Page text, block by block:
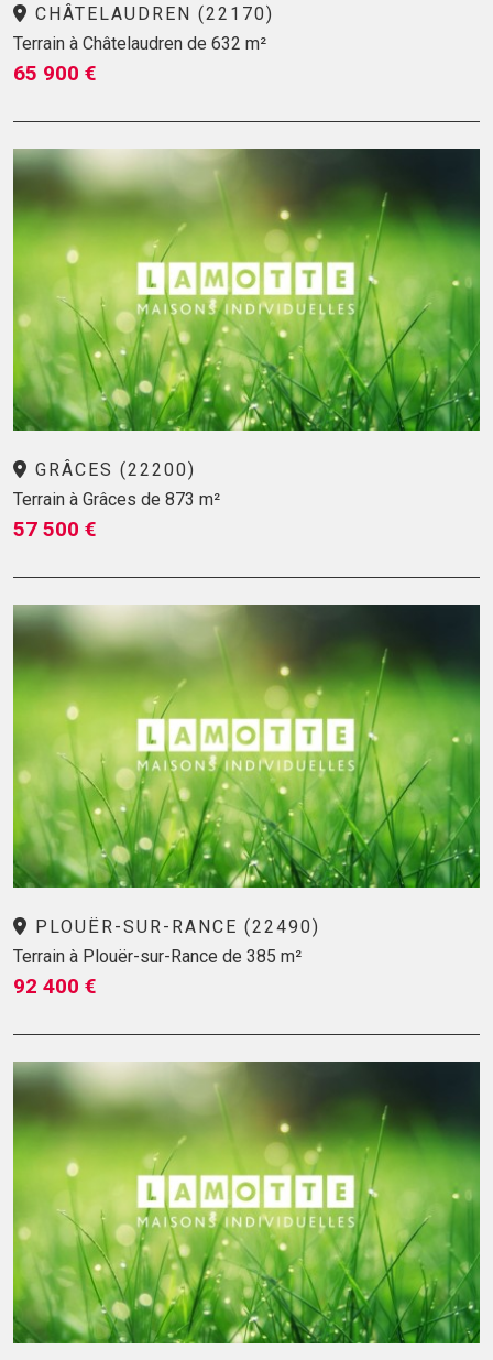
CHÂTELAUDREN (22170)
Terrain à Châtelaudren de 632 m²
65 900 €
GRÂCES (22200)
Terrain à Grâces de 873 m²
57 500 €
PLOUËR-SUR-RANCE (22490)
Terrain à Plouër-sur-Rance de 385 m²
92 400 €